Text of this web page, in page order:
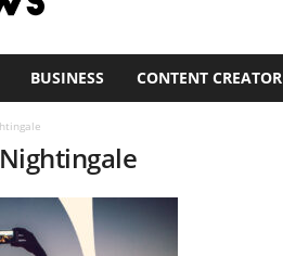
BUSINESS CONTENT CREATOR